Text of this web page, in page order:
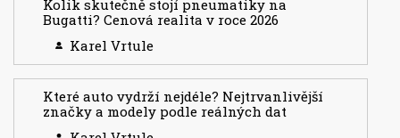
Kolik skutečně stojí pneumatiky na
Bugatti? Cenová realita v roce 2026
Karel Vrtule
Které auto vydrží nejdéle? Nejtrvanlivější
značky a modely podle reálných dat